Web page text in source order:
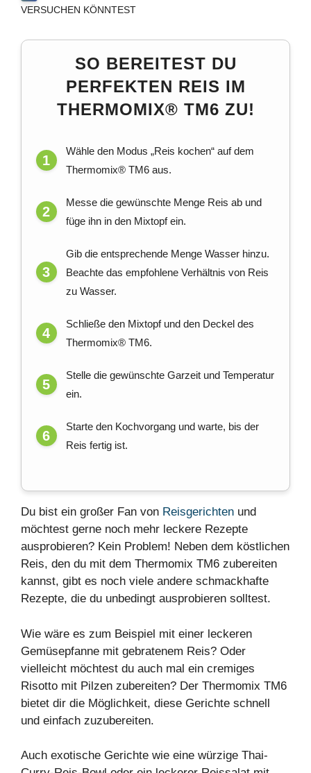
VERSUCHEN KÖNNTEST
SO BEREITEST DU
PERFEKTEN REIS IM
THERMOMIX® TM6 ZU!
Wähle den Modus „Reis kochen“ auf dem
Thermomix® TM6 aus.
Messe die gewünschte Menge Reis ab und
füge ihn in den Mixtopf ein.
Gib die entsprechende Menge Wasser hinzu.
Beachte das empfohlene Verhältnis von Reis
zu Wasser.
Schließe den Mixtopf und den Deckel des
Thermomix® TM6.
Stelle die gewünschte Garzeit und Temperatur
ein.
Starte den Kochvorgang und warte, bis der
Reis fertig ist.
Du bist ein großer Fan von Reisgerichten und
möchtest gerne noch mehr leckere Rezepte
ausprobieren? Kein Problem! Neben dem köstlichen
Reis, den du mit dem Thermomix TM6 zubereiten
kannst, gibt es noch viele andere schmackhafte
Rezepte, die du unbedingt ausprobieren solltest.
Wie wäre es zum Beispiel mit einer leckeren
Gemüsepfanne mit gebratenem Reis? Oder
vielleicht möchtest du auch mal ein cremiges
Risotto mit Pilzen zubereiten? Der Thermomix TM6
bietet dir die Möglichkeit, diese Gerichte schnell
und einfach zuzubereiten.
Auch exotische Gerichte wie eine würzige Thai-